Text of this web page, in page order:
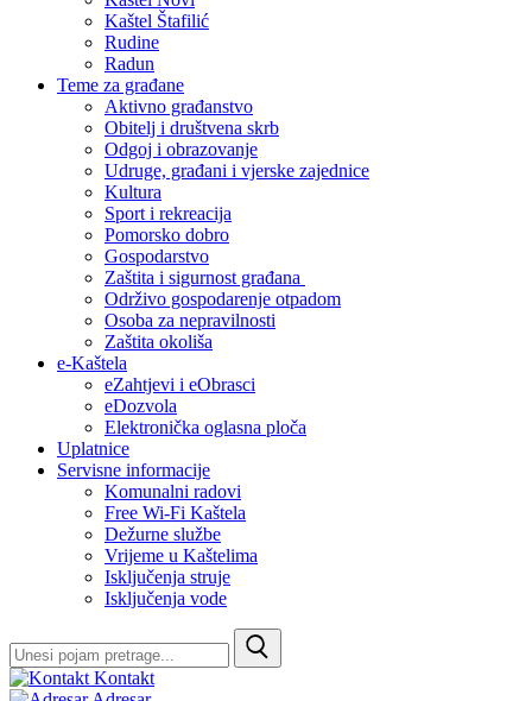
Kaštel Štafilić
Rudine
Radun
Teme za građane
Aktivno građanstvo
Obitelj i društvena skrb
Odgoj i obrazovanje
Udruge, građani i vjerske zajednice
Kultura
Sport i rekreacija
Pomorsko dobro
Gospodarstvo
Zaštita i sigurnost građana
Održivo gospodarenje otpadom
Osoba za nepravilnosti
Zaštita okoliša
e-Kaštela
eZahtjevi i eObrasci
eDozvola
Elektronička oglasna ploča
Uplatnice
Servisne informacije
Komunalni radovi
Free Wi-Fi Kaštela
Dežurne službe
Vrijeme u Kaštelima
Isključenja struje
Isključenja vode
Kontakt